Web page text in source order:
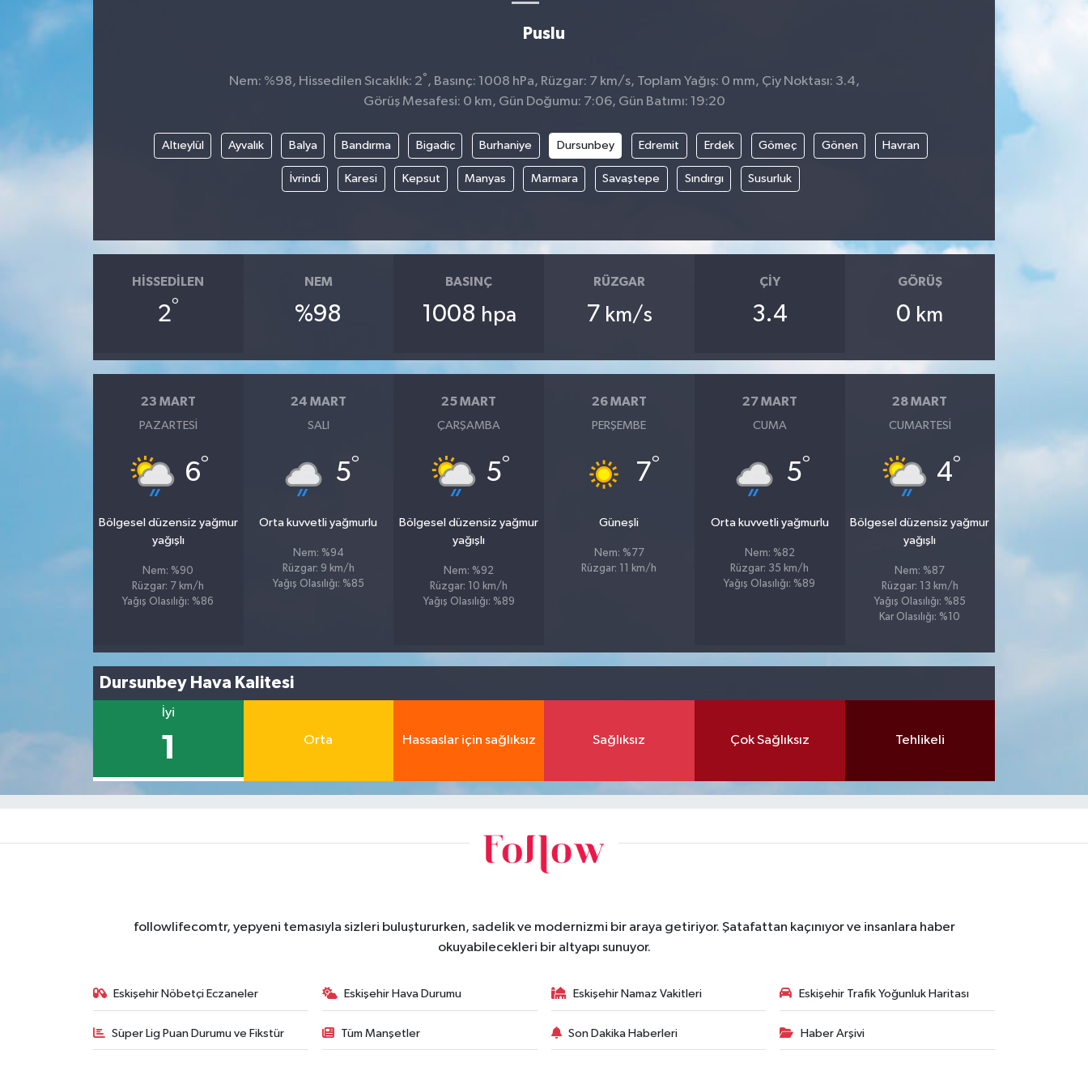
Puslu
Nem: %98, Hissedilen Sıcaklık: 2° , Basınç: 1008 hPa, Rüzgar: 7 km/s, Toplam Yağış: 0 mm, Çiy Noktası: 3.4,
Görüş Mesafesi: 0 km, Gün Doğumu: 7:06, Gün Batımı: 19:20
Altıeylül Ayvalık Balya Bandırma Bigadiç Burhaniye Dursunbey Edremit Erdek Gömeç Gönen Havran
İvrindi Karesi Kepsut Manyas Marmara Savaştepe Sındırgı Susurluk
HISSEDILEN
2°
NEM
%98
BASINÇ
1008 hpa
RÜZGAR
7 km/s
ÇIY
3.4
GÖRÜŞ
0 km
23 MART
PAZARTESI
6°
Bölgesel düzensiz yağmur
yağışlı
Nem: %90
Rüzgar: 7 km/h
Yağış Olasılığı: %86
24 MART
SALI
5°
Orta kuvvetli yağmurlu
Nem: %94
Rüzgar: 9 km/h
Yağış Olasılığı: %85
25 MART
ÇARŞAMBA
5°
Bölgesel düzensiz yağmur
yağışlı
Nem: %92
Rüzgar: 10 km/h
Yağış Olasılığı: %89
26 MART
PERŞEMBE
7°
Güneşli
Nem: %77
Rüzgar: 11 km/h
27 MART
CUMA
5°
Orta kuvvetli yağmurlu
Nem: %82
Rüzgar: 35 km/h
Yağış Olasılığı: %89
28 MART
CUMARTESI
4°
Bölgesel düzensiz yağmur
yağışlı
Nem: %87
Rüzgar: 13 km/h
Yağış Olasılığı: %85
Kar Olasılığı: %10
Dursunbey Hava Kalitesi
İyi
1 Orta Hassaslar için sağlıksız Sağlıksız Çok Sağlıksız Tehlikeli
followlifecomtr, yepyeni temasıyla sizleri buluştururken, sadelik ve modernizmi bir araya getiriyor. Şatafattan kaçınıyor ve insanlara haber
okuyabilecekleri bir altyapı sunuyor.
Eskişehir Nöbetçi Eczaneler Eskişehir Hava Durumu Eskişehir Namaz Vakitleri Eskişehir Trafik Yoğunluk Haritası
Süper Lig Puan Durumu ve Fikstür Tüm Manşetler Son Dakika Haberleri Haber Arşivi